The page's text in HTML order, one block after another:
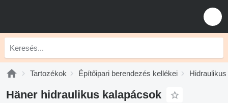
Tartozékok Építőipari berendezés kellékei
Häner hidraulikus kalapácsok